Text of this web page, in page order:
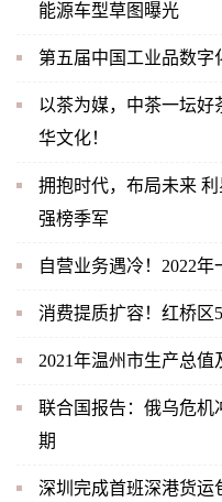
能源车型草图曝光
第五届中国工业品数字
以茶为媒，中茶一坛好
华文化！
拥抱时代，布局未来
强榜季军
自营业务遇冷！2022
消费提质扩容！红桥区
2021年温州市生产总值
联合国报告：俄乌危机
期
深圳完成首班深港货运